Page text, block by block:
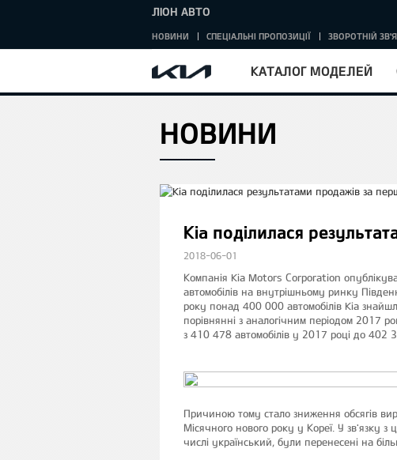
КАТАЛОГ МОДЕЛЕЙ
ЛІОН АВТО
НОВИНИ СПЕЦІАЛЬНІ ПРОПОЗИЦІЇ ЗВОРОТНІЙ
НОВИНИ
Kia поділилася
2018-06-01
Компанія Kia Motors Corporation
автомобілів на внутрішньому ринку
року понад 400 000 автомобілів Kia
порівнянні з аналогічним періодом 2017
з 410 478 автомобілів у 2017 році до 402
Причиною тому стало зниження обсягів
Місячного нового року у Кореї. У зв'язку
числі український, були перенесені на